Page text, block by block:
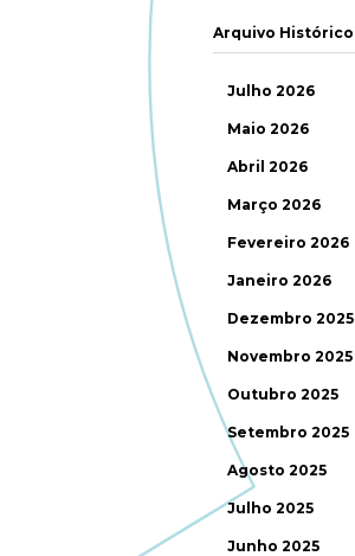
Arquivo Histórico
Julho 2026
Maio 2026
Abril 2026
Março 2026
Fevereiro 2026
Janeiro 2026
Dezembro 2025
Novembro 2025
Outubro 2025
Setembro 2025
Agosto 2025
Julho 2025
Junho 2025